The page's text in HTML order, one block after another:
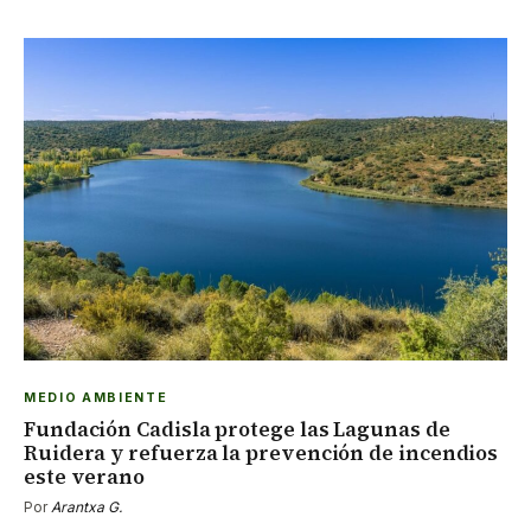
MEDIO AMBIENTE
Fundación Cadisla protege las Lagunas de
Ruidera y refuerza la prevención de incendios
este verano
Por Arantxa G.